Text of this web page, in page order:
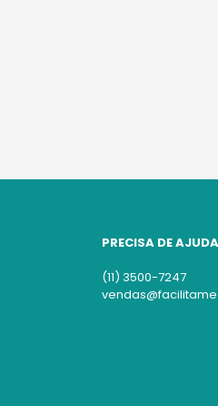
PRECISA DE AJUDA
(11) 3500-7247